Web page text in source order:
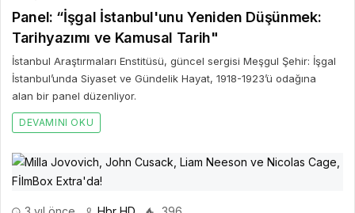
Panel: “İşgal İstanbul'unu Yeniden Düşünmek:
Tarihyazımı ve Kamusal Tarih"
İstanbul Araştırmaları Enstitüsü, güncel sergisi Meşgul Şehir: İşgal
İstanbul’unda Siyaset ve Gündelik Hayat, 1918-1923’ü odağına
alan bir panel düzenliyor.
DEVAMINI OKU